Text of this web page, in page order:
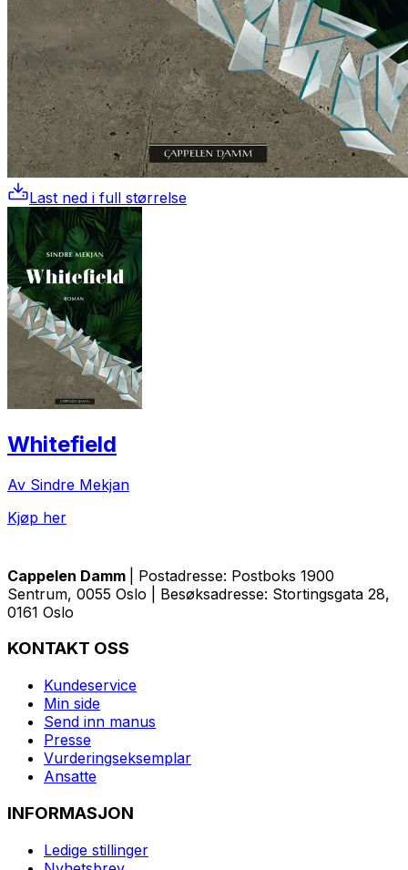
Last ned i full størrelse
Whitefield
Av Sindre Mekjan
Kjøp her
Cappelen Damm
| Postadresse: Postboks 1900
Sentrum, 0055 Oslo | Besøksadresse: Stortingsgata 28,
0161 Oslo
KONTAKT OSS
Kundeservice
Min side
Send inn manus
Presse
Vurderingseksemplar
Ansatte
INFORMASJON
Ledige stillinger